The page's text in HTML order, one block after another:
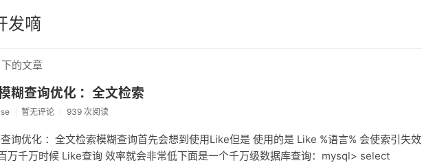
发嘀
的文章
糊查询优化 ：全文检索
暂无评论 939 次阅读
询优化 ：全文检索模糊查询首先会想到使用Like但是 使用的是 Like %语言% 会使索引失效
万千万时候 Like查询 效率就会非常低下面是一个千万级数据库查询：mysql> select